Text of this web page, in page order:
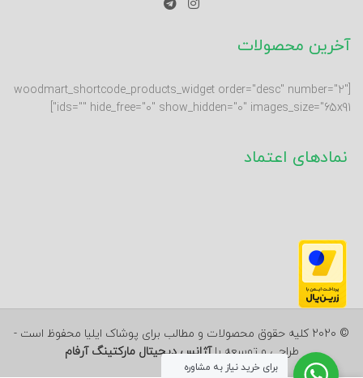
آخرین محصولات
[woodmart_shortcode_products_widget order="desc" number="2"
ids="" hide_free="0" show_hidden="0" images_size="65x91"]
نمادهای اعتماد
© 2020 کلیه حقوق محصولات و مطالب برای پوشاک ایلیا محفوظ است -
طراحی و توسعه باآژانس دیجیتال مارکتینگ آرفام
برای خرید نیاز به مشاوره